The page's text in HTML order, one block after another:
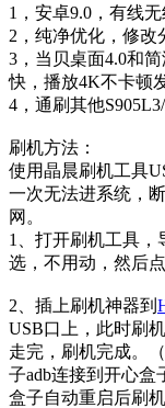
1，安卓9.0，有线
2，纯净优化，修改
3，当贝桌面4.0和
快，播放4K不卡顿
4，通刷其他
刷机方法：
使用晶晨刷机工具
一次无法进系统，
网。
1、打开刷机工具，
选，不用动，然后点
2、插上刷机神器到
USB口上，此时刷
走完，刷机完成。
子adb连接到开心盒
盒子自动重启后刷